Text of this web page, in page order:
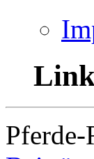
Pferde-